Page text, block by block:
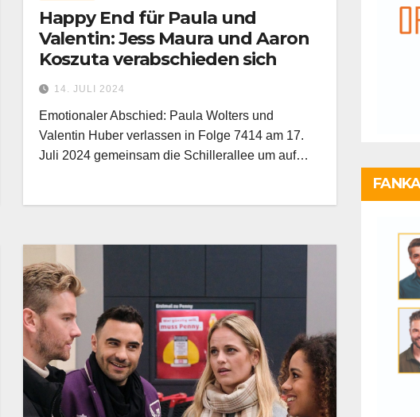
Happy End für Paula und
Valentin: Jess Maura und Aaron
Koszuta verabschieden sich
14. JULI 2024
Emotionaler Abschied: Paula Wolters und
Valentin Huber verlassen in Folge 7414 am 17.
Juli 2024 gemeinsam die Schillerallee um auf…